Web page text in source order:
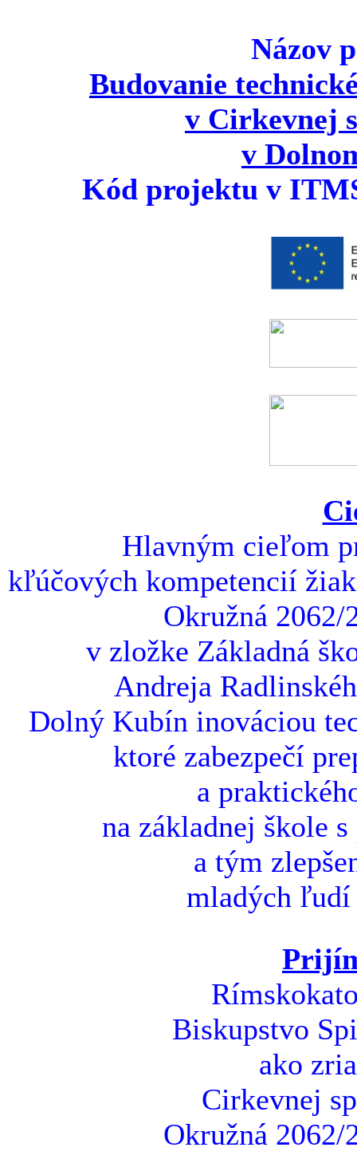
Názov
Budovanie
v Cirkevnej
v
Kód projektu v
Hlavným cieľom
kľúčových kompetencií
Okružná
v zložke Základná
Andreja
Dolný Kubín inováciou
ktoré zabezpečí
a
na základnej škole
a tým
mladých ľudí
Biskupstvo
ako
Cirkevnej
Okružná